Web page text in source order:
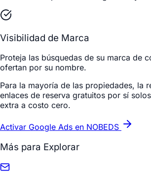
Visibilidad de Marca
Proteja las búsquedas de su marca de
ofertan por su nombre.
Para la mayoría de las propiedades, la
enlaces de reserva gratuitos por sí
extra a costo cero.
Activar Google Ads en NOBEDS
Más para Explorar